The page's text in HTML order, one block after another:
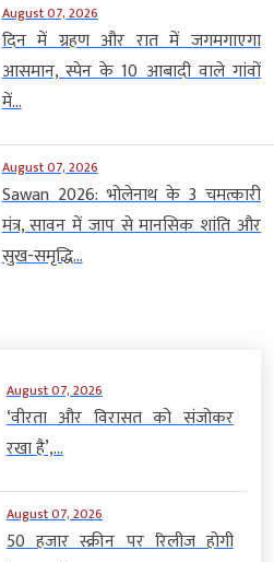
August 07, 2026
दिन में ग्रहण और रात में जगमगाएगा
आसमान, स्पेन के 10 आबादी वाले गांवों
में...
August 07, 2026
Sawan 2026: भोलेनाथ के 3 चमत्कारी
मंत्र, सावन में जाप से मानसिक शांति और
सुख-समृद्धि...
August 07, 2026
‘वीरता और विरासत को संजोकर
रखा है’,...
August 07, 2026
50 हजार स्क्रीन पर रिलीज होगी